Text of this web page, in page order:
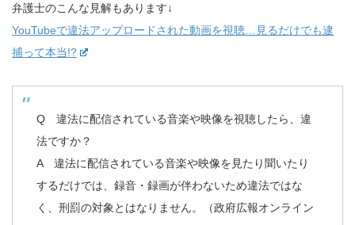
弁護士のこんな見解もあります↓
YouTubeで違法アップロードされた動画を視聴…見るだけでも逮
捕って本当!?
Q 違法に配信されている音楽や映像を視聴したら、違
法ですか？
A 違法に配信されている音楽や映像を見たり聞いたり
するだけでは、録音・録画が伴わないため違法ではな
く、刑罰の対象とはなりません。（政府広報オンライン